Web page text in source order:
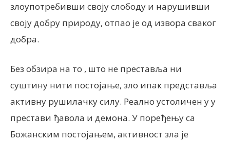
злоупотребивши своју слободу и нарушивши
своју добру природу, отпао је од извора сваког
добра.
Без обзира на то , што не преставља ни
суштину нити постојање, зло ипак представља
активну рушилачку силу. Реално устоличен у у
престави ђавола и демона. У поређењу са
Божанским постојањем, активност зла је